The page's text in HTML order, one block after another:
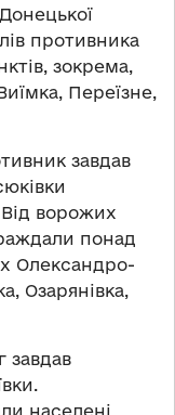
противника
зокрема,
Переїзне,
завдав
Від ворожих
понад
Олександро-
Озарянівка,
завдав
населені